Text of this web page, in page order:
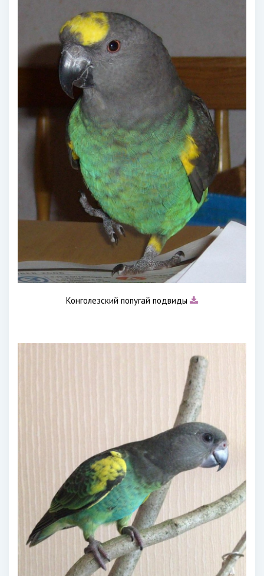
Конголезский попугай подвиды